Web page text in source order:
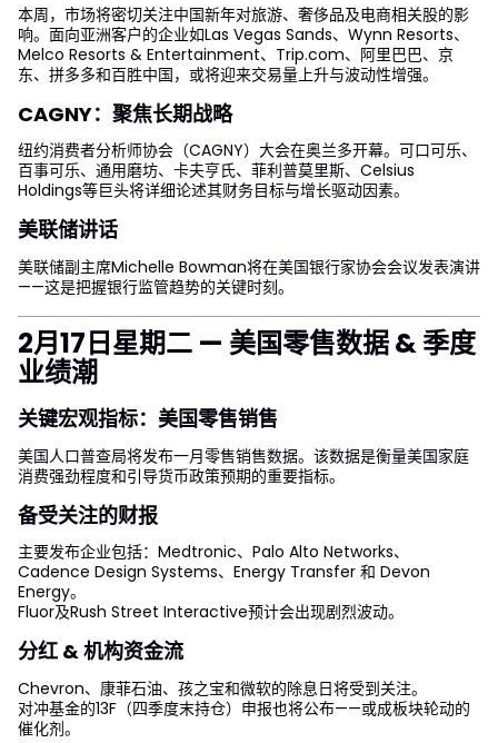
本周，市场将密切关注中国新年对旅游、奢侈品及电商相关股的影
响。面向亚洲客户的企业如Las Vegas Sands、Wynn Resorts、
Melco Resorts & Entertainment、Trip.com、阿里巴巴、京
东、拼多多和百胜中国，或将迎来交易量上升与波动性增强。
CAGNY：聚焦长期战略
纽约消费者分析师协会（CAGNY）大会在奥兰多开幕。可口可乐、
百事可乐、通用磨坊、卡夫亨氏、菲利普莫里斯、Celsius
Holdings等巨头将详细论述其财务目标与增长驱动因素。
美联储讲话
美联储副主席Michelle Bowman将在美国银行家协会会议发表演讲
——这是把握银行监管趋势的关键时刻。
2月17日星期二 — 美国零售数据 & 季度
业绩潮
关键宏观指标：美国零售销售
美国人口普查局将发布一月零售销售数据。该数据是衡量美国家庭
消费强劲程度和引导货币政策预期的重要指标。
备受关注的财报
主要发布企业包括：Medtronic、Palo Alto Networks、
Cadence Design Systems、Energy Transfer 和 Devon
Energy。
Fluor及Rush Street Interactive预计会出现剧烈波动。
分红 & 机构资金流
Chevron、康菲石油、孩之宝和微软的除息日将受到关注。
对冲基金的13F（四季度末持仓）申报也将公布——或成板块轮动的
催化剂。